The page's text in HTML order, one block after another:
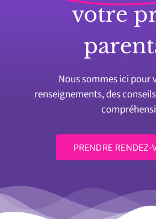
votre
Nous sommes ici pour
renseignements, des
PRENDRE RENDEZ-